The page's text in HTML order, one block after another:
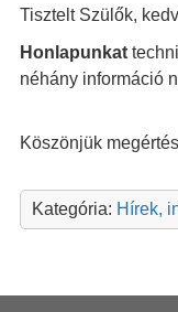
Tisztelt Szülők,
Honlapunkat
néhány információ
Köszönjük
Kategória: Hírek,